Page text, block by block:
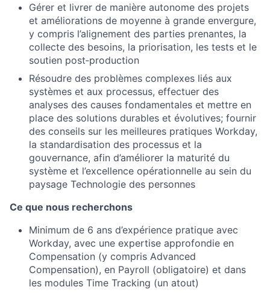
Gérer et livrer de manière autonome des projets
et améliorations de moyenne à grande envergure,
y compris l’alignement des parties prenantes, la
collecte des besoins, la priorisation, les tests et le
soutien post‑production
Résoudre des problèmes complexes liés aux
systèmes et aux processus, effectuer des
analyses des causes fondamentales et mettre en
place des solutions durables et évolutives; fournir
des conseils sur les meilleures pratiques Workday,
la standardisation des processus et la
gouvernance, afin d’améliorer la maturité du
système et l’excellence opérationnelle au sein du
paysage Technologie des personnes
Ce que nous recherchons
Minimum de 6 ans d’expérience pratique avec
Workday, avec une expertise approfondie en
Compensation (y compris Advanced
Compensation), en Payroll (obligatoire) et dans
les modules Time Tracking (un atout)